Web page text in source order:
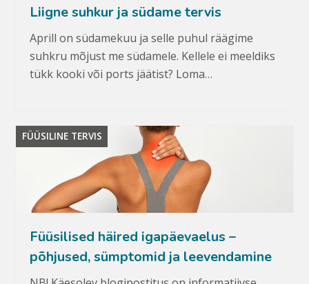
Liigne suhkur ja südame tervis
Aprill on südamekuu ja selle puhul räägime
suhkru mõjust me südamele. Kellele ei meeldiks
tükk kooki või ports jäätist? Loma…
FÜÜSILINE TERVIS
Füüsilised häired igapäevaelus –
põhjused, sümptomid ja leevendamine